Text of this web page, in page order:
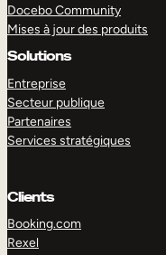
Docebo Community
Mises à jour des produits
Solutions
Entreprise
Secteur publique
Partenaires
Services stratégiques
Clients
Booking.com
Rexel